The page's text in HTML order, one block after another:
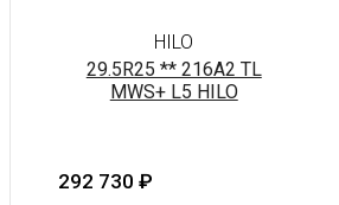
HILO
29.5R25 ** 216A2 TL
MWS+ L5 HILO
292 730 ₽